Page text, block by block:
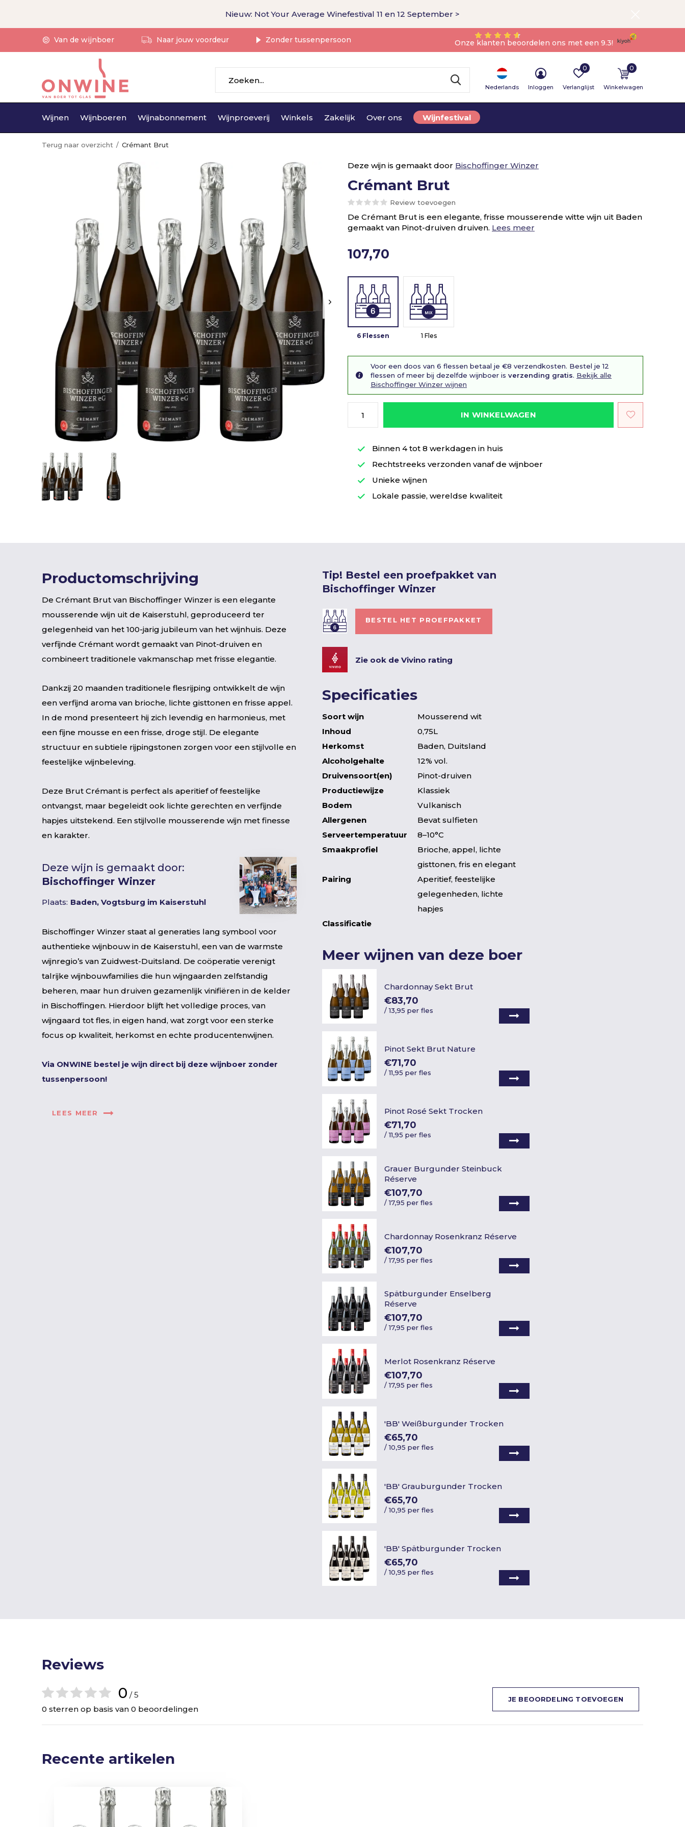
Wijnen Wijnboeren Wijnabonnement Wijnproeverij Winkels Zakelijk Over ons Wijnfestival
Nederlands Inloggen Verlanglijst
0
Winkelwagen
0
Van de wijnboer Naar jouw voordeur Zonder tussenpersoon Onze klanten beoordelen ons met een 9.3!
Nieuw: Not Your Average Winefestival 11 en 12 September >
Terug naar overzicht Crémant Brut
Deze wijn is gemaakt door Bischoffinger Winzer
Crémant Brut
Review toevoegen
De Crémant Brut is een elegante, frisse mousserende witte wijn uit Baden
gemaakt van Pinot-druiven druiven. Lees meer
107,70
6 Flessen 1 Fles
Voor een doos van 6 flessen betaal je €8 verzendkosten. Bestel je 12
flessen of meer bij dezelfde wijnboer is verzending gratis. Bekijk alle
Bischoffinger Winzer wijnen
IN WINKELWAGEN
Binnen 4 tot 8 werkdagen in huis
Rechtstreeks verzonden vanaf de wijnboer
Unieke wijnen
Lokale passie, wereldse kwaliteit
Productomschrijving
De Crémant Brut van Bischoffinger Winzer is een elegante
mousserende wijn uit de Kaiserstuhl, geproduceerd ter
gelegenheid van het 100-jarig jubileum van het wijnhuis. Deze
verfijnde Crémant wordt gemaakt van Pinot-druiven en
combineert traditionele vakmanschap met frisse elegantie.
Dankzij 20 maanden traditionele flesrijping ontwikkelt de wijn
een verfijnd aroma van brioche, lichte gisttonen en frisse appel.
In de mond presenteert hij zich levendig en harmonieus, met
een fijne mousse en een frisse, droge stijl. De elegante
structuur en subtiele rijpingstonen zorgen voor een stijlvolle en
feestelijke wijnbeleving.
Deze Brut Crémant is perfect als aperitief of feestelijke
ontvangst, maar begeleidt ook lichte gerechten en verfijnde
hapjes uitstekend. Een stijlvolle mousserende wijn met finesse
en karakter.
Deze wijn is gemaakt door:
Bischoffinger Winzer
Plaats: Baden, Vogtsburg im Kaiserstuhl
Bischoffinger Winzer staat al generaties lang symbool voor
authentieke wijnbouw in de Kaiserstuhl, een van de warmste
wijnregio’s van Zuidwest-Duitsland. De coöperatie verenigt
talrijke wijnbouwfamilies die hun wijngaarden zelfstandig
beheren, maar hun druiven gezamenlijk vinifiëren in de kelder
in Bischoffingen. Hierdoor blijft het volledige proces, van
wijngaard tot fles, in eigen hand, wat zorgt voor een sterke
focus op kwaliteit, herkomst en echte producentenwijnen.
Via ONWINE bestel je wijn direct bij deze wijnboer zonder
tussenpersoon!
LEES MEER
Tip! Bestel een proefpakket van
Bischoffinger Winzer
BESTEL HET PROEFPAKKET
Zie ook de Vivino rating
Specificaties
Soort wijn
Mousserend wit
Inhoud
0,75L
Herkomst
Baden, Duitsland
Alcoholgehalte
12% vol.
Druivensoort(en)
Pinot-druiven
Productiewijze
Klassiek
Bodem
Vulkanisch
Allergenen
Bevat sulfieten
Serveertemperatuur
8–10°C
Smaakprofiel
Brioche, appel, lichte
gisttonen, fris en elegant
Pairing
Aperitief, feestelijke
gelegenheden, lichte
hapjes
Classificatie
Meer wijnen van deze boer
Chardonnay Sekt Brut
€83,70
/13,95 per fles
Pinot Sekt Brut Nature
€71,70
/11,95 per fles
Pinot Rosé Sekt Trocken
€71,70
/11,95 per fles
Grauer Burgunder Steinbuck
Réserve
€107,70
/17,95 per fles
Chardonnay Rosenkranz Réserve
€107,70
/17,95 per fles
Spätburgunder Enselberg
Réserve
€107,70
/17,95 per fles
Merlot Rosenkranz Réserve
€107,70
/17,95 per fles
'BB' Weißburgunder Trocken
€65,70
/10,95 per fles
'BB' Grauburgunder Trocken
€65,70
/10,95 per fles
'BB' Spätburgunder Trocken
€65,70
/10,95 per fles
Reviews
0 / 5
0 sterren op basis van 0 beoordelingen
JE BEOORDELING TOEVOEGEN
Recente artikelen